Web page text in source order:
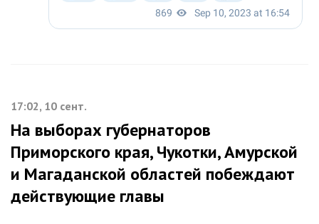
17:02, 10 сент.
На выборах губернаторов
Приморского края, Чукотки, Амурской
и Магаданской областей побеждают
действующие главы